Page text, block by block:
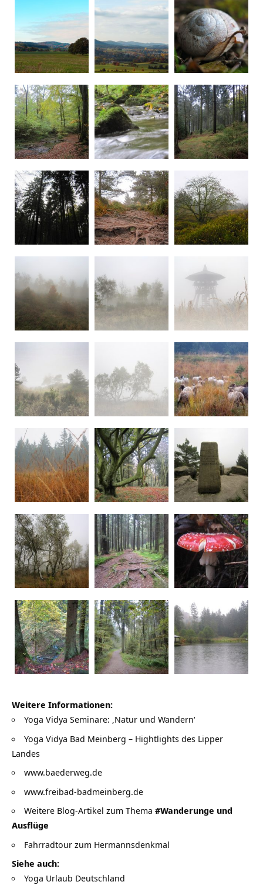
Weitere Informationen:
Yoga Vidya Seminare: ‚Natur und Wandern‘
Yoga Vidya Bad Meinberg – Hightlights des Lipper
Landes
www.baederweg.de
www.freibad-badmeinberg.de
Weitere Blog-Artikel zum Thema #Wanderunge und
Ausflüge
Fahrradtour zum Hermannsdenkmal
Siehe auch:
Yoga Urlaub Deutschland